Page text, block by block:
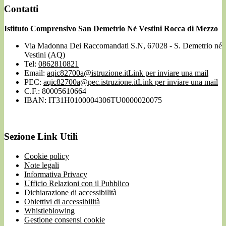
Contatti
Istituto Comprensivo San Demetrio Nè Vestini Rocca di Mezzo
Via Madonna Dei Raccomandati S.N, 67028 - S. Demetrio né
Vestini (AQ)
Tel: 0862810821
Email: aqic82700a@istruzione.itLink per inviare una mail
PEC: aqic82700a@pec.istruzione.itLink per inviare una mail
C.F.: 80005610664
IBAN: IT31H0100004306TU0000020075
Sezione Link Utili
Cookie policy
Note legali
Informativa Privacy
Ufficio Relazioni con il Pubblico
Dichiarazione di accessibilità
Obiettivi di accessibilità
Whistleblowing
Gestione consensi cookie